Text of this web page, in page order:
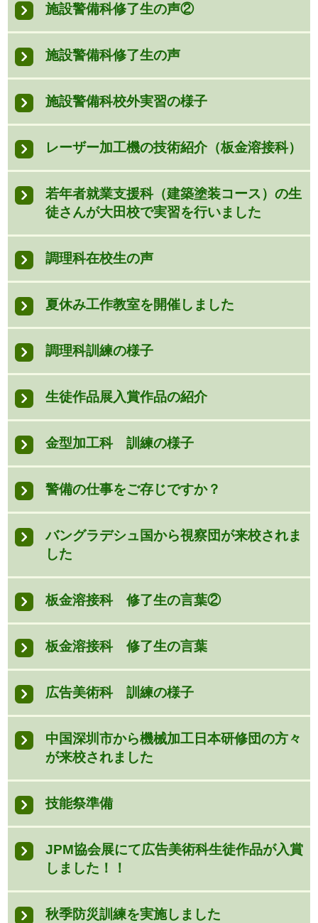
施設警備科修了生の声②
施設警備科修了生の声
施設警備科校外実習の様子
レーザー加工機の技術紹介（板金溶接科）
若年者就業支援科（建築塗装コース）の生
徒さんが大田校で実習を行いました
調理科在校生の声
夏休み工作教室を開催しました
調理科訓練の様子
生徒作品展入賞作品の紹介
金型加工科 訓練の様子
警備の仕事をご存じですか？
バングラデシュ国から視察団が来校されま
した
板金溶接科 修了生の言葉②
板金溶接科 修了生の言葉
広告美術科 訓練の様子
中国深圳市から機械加工日本研修団の方々
が来校されました
技能祭準備
JPM協会展にて広告美術科生徒作品が入賞
しました！！
秋季防災訓練を実施しました